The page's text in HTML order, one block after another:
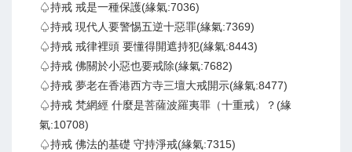
♤持戒 戒是一種保護(緣氣:7036)
♤持戒 現代人要警惕五逆十惡罪(緣氣:7369)
♤持戒 戒律裡頭 要懂得開遮持犯(緣氣:8443)
♤持戒 佛關於小惡也要戒除(緣氣:7682)
♤持戒 夢老在香港西方寺三壇大戒開示(緣氣:8477)
♤持戒 梵網經 什麼是菩薩波羅夷罪（十重戒）？(緣
氣:10708)
♤持戒 佛法的基礎 守持淨戒(緣氣:7315)